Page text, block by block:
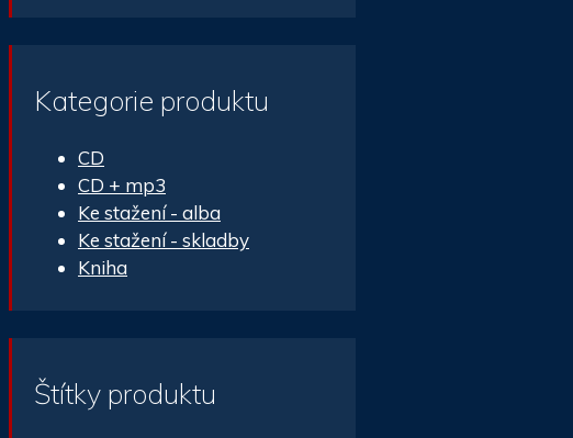
Kategorie produktu
CD
CD + mp3
Ke stažení - alba
Ke stažení - skladby
Kniha
Štítky produktu